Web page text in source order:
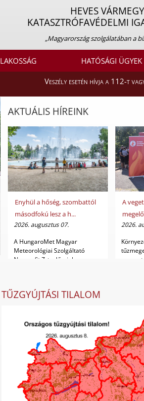
HEVES
KATASZTRÓFAVÉDELMI
„Magyarország szolgálatában a
LAKOSSÁG HATÓSÁGI ÜGYEK
Veszély esetén hívja a 112-t
AKTUÁLIS HÍREINK
Enyhül a hőség, szombattól
másodfokú lesz a h...
2026. augusztus 07.
A HungaroMet Magyar
Meteorológiai Szolgáltató
Nonprofit Zrt. előrejelz...
A
2026.
TŰZGYÚJTÁSI TILALOM